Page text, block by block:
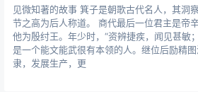
见微知著的故事 箕子是朝歌古代名人，其洞
节之高为后人称道。 商代最后一位君主是帝
他为殷纣王。年少时，“资辨捷疾，闻见甚敏
是一个能文能武很有本领的人。继位后励精
隶，发展生产，更